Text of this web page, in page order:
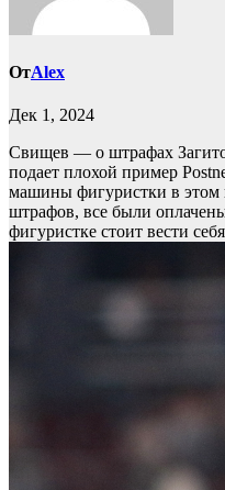
ОтAlex
Дек 1, 2024
Свищев — о штрафах
подает плохой пример
машины фигуристки в этом
штрафов, все были
фигуристке стоит вести